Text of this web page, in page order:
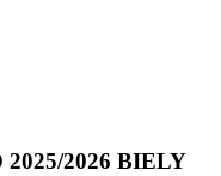
2026 BIELY